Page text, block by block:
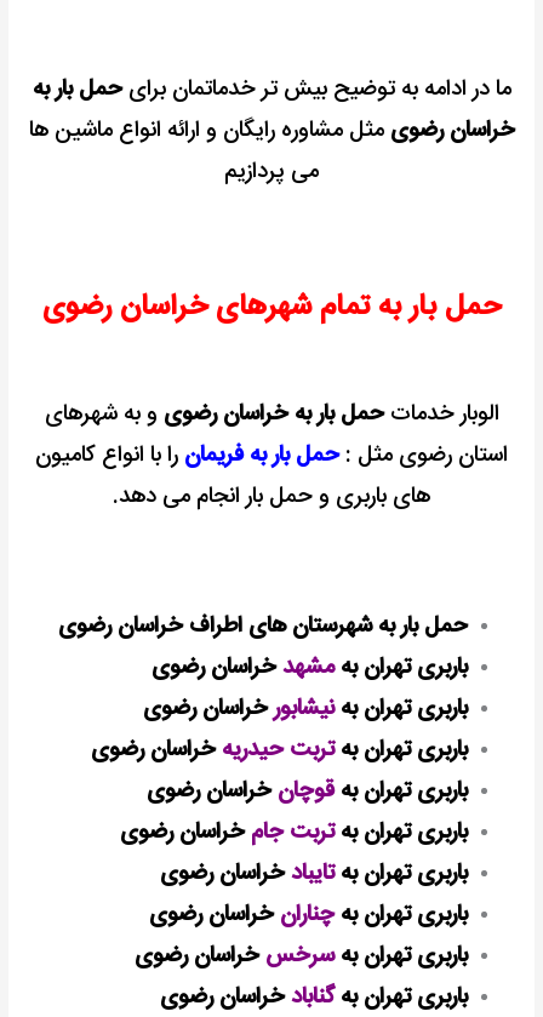
ما در ادامه به توضیح بیش تر خدماتمان برایحمل بار به
خراسان رضوی مثل مشاوره رایگان و ارائه انواع ماشین ها
می پردازیم
حمل بار به تمام شهرهای خراسان رضوی
الوبار خدماتحمل بار به خراسان رضوی و به شهرهای
استان رضوی مثل : حمل بار به فریمان را با انواع کامیون
های باربری و حمل بار انجام می دهد.
حمل بار به شهرستان های اطراف خراسان رضوی
باربری تهران بهمشهدخراسان رضوی
باربری تهران بهنیشابورخراسان رضوی
باربری تهران بهتربت حیدریهخراسان رضوی
باربری تهران بهقوچانخراسان رضوی
باربری تهران بهتربت جامخراسان رضوی
باربری تهران بهتایبادخراسان رضوی
باربری تهران بهچنارانخراسان رضوی
باربری تهران بهسرخسخراسان رضوی
باربری تهران بهگنابادخراسان رضوی